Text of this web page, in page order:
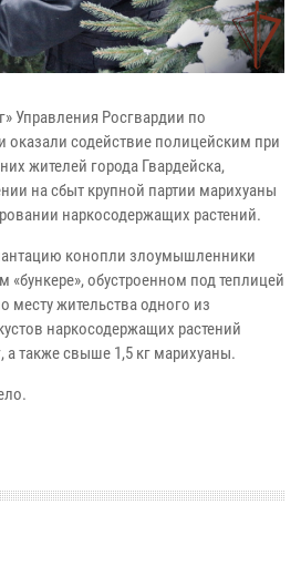
Управления Росгвардии по
оказали содействие полицейским при
жителей города Гвардейска,
на сбыт крупной партии марихуаны
наркосодержащих растений.
конопли злоумышленники
обустроенном под теплицей
месту жительства одного из
наркосодержащих растений
также свыше 1,5 кг марихуаны.